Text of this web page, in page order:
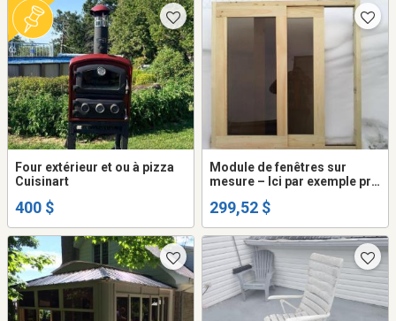
Four extérieur et ou à pizza
Cuisinart
400 $
Module de fenêtres sur
mesure – Ici par exemple prix
299,52 $